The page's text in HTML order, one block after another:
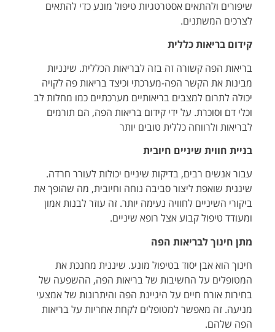
שיפורים ולהתאים אסטרטגיות טיפול מונע כדי להתאים
לצרכים המשתנים.
קידום בריאות כללית
בריאות הפה קשורה זה בזה לבריאות הכללית. שינניות
מבינות את הקשר הפה-מערכתי וכיצד בריאות פה לקויה
יכולה לתרום למצבים בריאותיים מערכתיים כמו מחלות לב
וכלי דם וסוכרת. על ידי קידום בריאות הפה, הם תורמים
לבריאות ולרווחה כללית טובים יותר
בניית חווית שיניים חיובית
עבור אנשים רבים, בדיקות שיניים יכולות לעורר חרדה.
שיננית שואפת ליצור סביבה נוחה וחיובית, מה שהופך את
ביקורי השיניים לחוויה נעימה יותר. זה עוזר לבנות אמון
ומעודד טיפול קבוע אצל רופא שיניים.
מתן חינוך לבריאות הפה
חינוך הוא אבן יסוד בטיפול מונע. שיננית מחנכת את
המטופלים על החשיבות של בריאות הפה, ההשפעה של
בחירות אורח חיים על היגיינת הפה והיתרונות של אמצעי
מניעה. זה מאפשר למטופלים לקחת אחריות על בריאות
הפה שלהם.